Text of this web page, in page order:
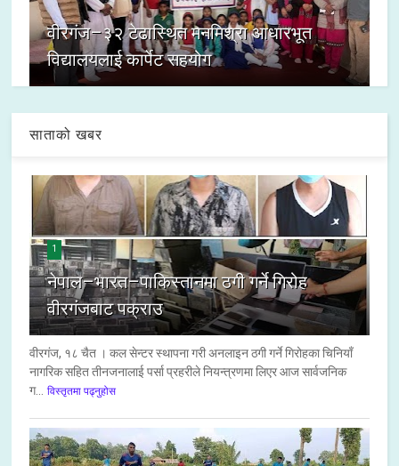
वीरगंज–३२ टेढास्थित मनमिश्रा आधारभूत
विद्यालयलाई कार्पेट सहयोग
साताको खबर
1
नेपाल–भारत–पाकिस्तानमा ठगी गर्ने गिरोह
वीरगंजबाट पक्राउ
वीरगंज, १८ चैत । कल सेन्टर स्थापना गरी अनलाइन ठगी गर्ने गिरोहका चिनियाँ
नागरिक सहित तीनजनालाई पर्सा प्रहरीले नियन्त्रणमा लिएर आज सार्वजनिक
ग...
विस्तृतमा पढ्नुहोस